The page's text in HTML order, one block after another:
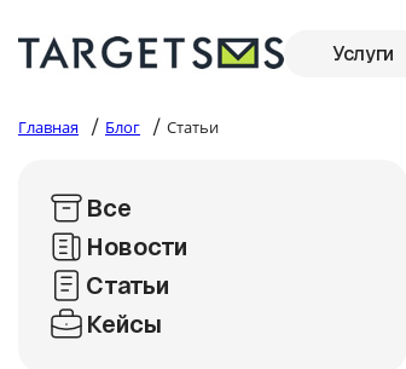
Услуги
Главная / Блог / Статьи
Все
Новости
Статьи
Кейсы